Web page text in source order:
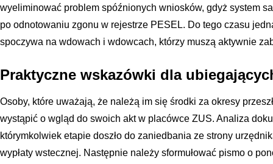
wyeliminować problem spóźnionych wniosków, gdyż system
po odnotowaniu zgonu w rejestrze PESEL. Do tego czasu
spoczywa na wdowach i wdowcach, którzy muszą aktywnie
Praktyczne wskazówki dla
Osoby, które uważają, że należą im się środki za okresy
wystąpić o wgląd do swoich akt w placówce ZUS. Analiza
którymkolwiek etapie doszło do zaniedbania ze strony
wypłaty wstecznej. Następnie należy sformułować pismo o